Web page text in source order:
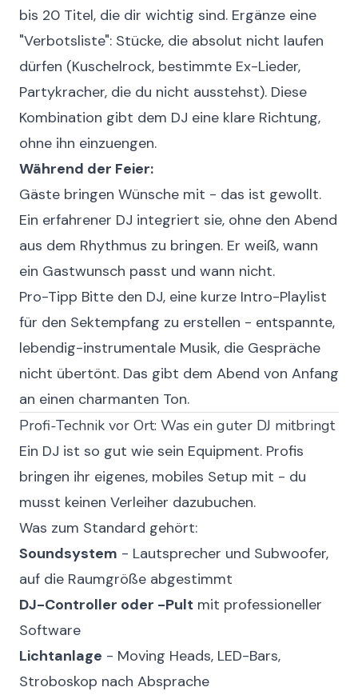
bis 20 Titel, die dir wichtig sind. Ergänze eine
"Verbotsliste": Stücke, die absolut nicht laufen
dürfen (Kuschelrock, bestimmte Ex-Lieder,
Partykracher, die du nicht ausstehst). Diese
Kombination gibt dem DJ eine klare Richtung,
ohne ihn einzuengen.
Während der Feier:
Gäste bringen Wünsche mit - das ist gewollt.
Ein erfahrener DJ integriert sie, ohne den Abend
aus dem Rhythmus zu bringen. Er weiß, wann
ein Gastwunsch passt und wann nicht.
Pro-Tipp Bitte den DJ, eine kurze Intro-Playlist
für den Sektempfang zu erstellen - entspannte,
lebendig-instrumentale Musik, die Gespräche
nicht übertönt. Das gibt dem Abend von Anfang
an einen charmanten Ton.
Profi-Technik vor Ort: Was ein guter DJ mitbringt
Ein DJ ist so gut wie sein Equipment. Profis
bringen ihr eigenes, mobiles Setup mit - du
musst keinen Verleiher dazubuchen.
Was zum Standard gehört:
Soundsystem - Lautsprecher und Subwoofer,
auf die Raumgröße abgestimmt
DJ-Controller oder -Pult mit professioneller
Software
Lichtanlage - Moving Heads, LED-Bars,
Stroboskop nach Absprache